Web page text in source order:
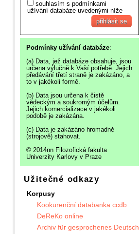
souhlasím s podmínkami
užívání databáze uvedenými níže
Podmínky užívání databáze:
(a) Data, jež databáze obsahuje, jsou
určena výlučně k Vaší potřebě. Jejich
předávání třetí straně je zakázáno, a
to v jakékoli formě.
(b) Data jsou určena k čistě
vědeckým a soukromým účelům.
Jejich komercializace v jakékoli
podobě je zakázána.
(c) Data je zakázáno hromadně
(strojově) stahovat.
© 2014nn Filozofická fakulta
Univerzity Karlovy v Praze
Užitečné odkazy
Korpusy
Kookurenční databanka ccdb
DeReKo online
Archiv für gesprochenes Deutsch